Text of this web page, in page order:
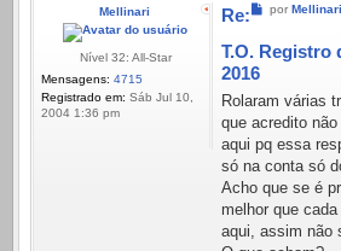
Mellinari
Nível 32: All-Star
Mensagens: 4715
Registrado em: Sáb Jul 10,
2004 1:36 pm
Mensagem
por Mellinari
Re:
T.O. Registro
2016
Rolaram várias
que acredito
aqui pq essa
só na conta só
Acho que se é
melhor que
aqui, assim não